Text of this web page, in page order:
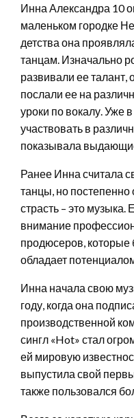
Инна Александра 10
маленьком городке
детства она
танцам. Изначально
развивали ее талант,
послали ее на
уроки по вокалу. Уже
участвовать в
показывала
Ранее Инна считала
танцы, но постепенно
страсть – это музыка.
внимание
продюсеров, которые
обладает
Инна начала свою
году, когда она
производственной
сингл «Hot» стал
ей мировую
выпустила свой
также пользовался